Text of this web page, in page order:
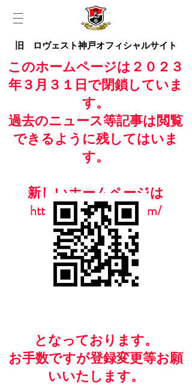
旧 ロヴェスト神戸オフィシャルサイト
このホームページは２０２３
年３月３１日で閉鎖していま
す。
過去のニュース等記事は閲覧
できるように残してはいま
す。
新しいホームページは
https://www.casailfc.com/
​となっております。
お手数ですが​登録変更等お願
いいたします。